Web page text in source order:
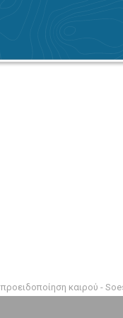
προειδοποίηση καιρού -